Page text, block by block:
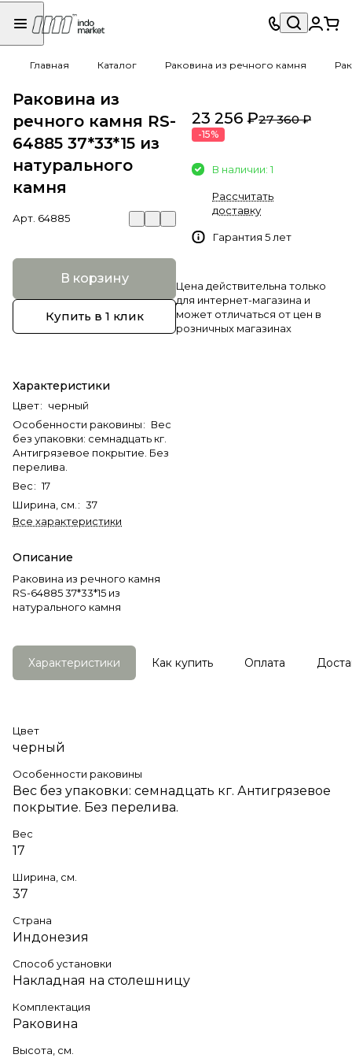
Главная Каталог Раковина из речного камня
Раковина из
речного камня RS-
64885 37*33*15 из
натурального
камня
Арт. 64885
В корзину
Купить в 1 клик
Характеристики
Цвет: черный
Особенности раковины: Вес
без упаковки: семнадцать кг.
Антигрязевое покрытие. Без
перелива.
Вес: 17
Ширина, см. : 37
Все характеристики
Описание
Раковина из речного камня
RS-64885 37*33*15 из
натурального камня
23 256 ₽27 360 ₽
-15%
В наличии: 1
Рассчитать
доставку
Гарантия 5 лет
Цена действительна только
для интернет-магазина и
может отличаться от цен в
розничных магазинах
Характеристики Как купить Оплата
Цвет
черный
Особенности раковины
Вес без упаковки: семнадцать кг. Антигрязевое
покрытие. Без перелива.
Вес
17
Ширина, см.
37
Страна
Индонезия
Способ установки
Накладная на столешницу
Комплектация
Раковина
Высота, см.